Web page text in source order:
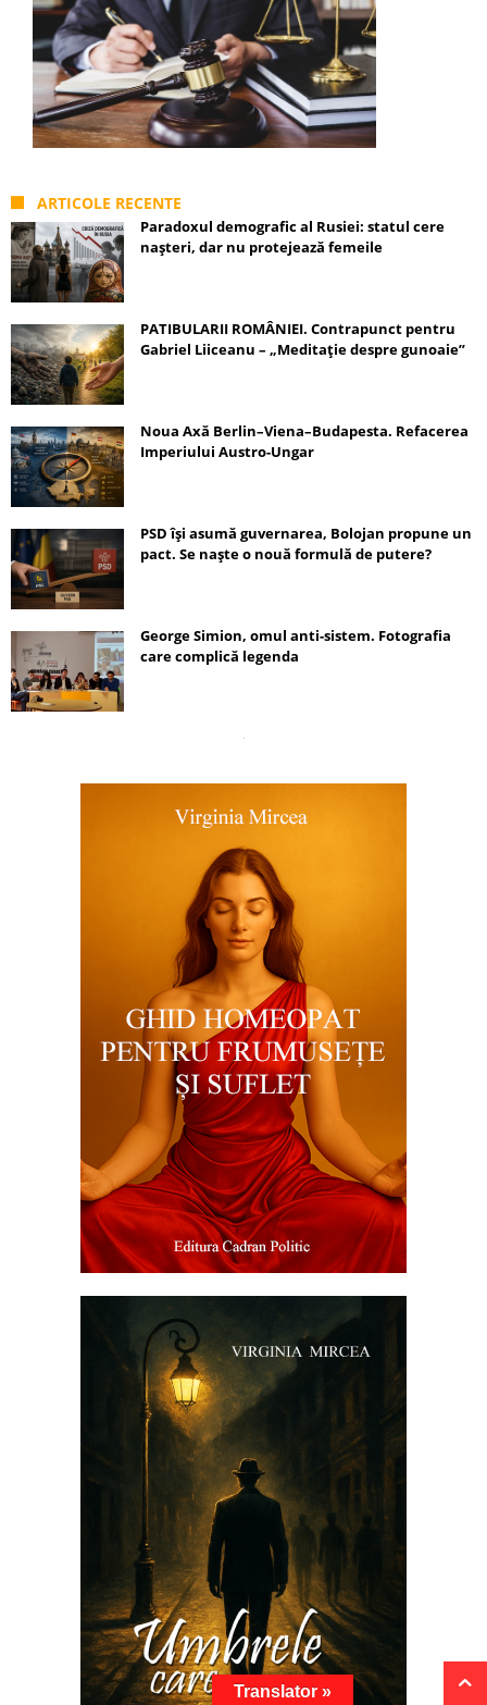
ARTICOLE RECENTE
Paradoxul demografic al Rusiei: statul cere
nașteri, dar nu protejează femeile
PATIBULARII ROMÂNIEI. Contrapunct pentru
Gabriel Liiceanu – „Meditație despre gunoaie”
Noua Axă Berlin–Viena–Budapesta. Refacerea
Imperiului Austro-Ungar
PSD își asumă guvernarea, Bolojan propune un
pact. Se naște o nouă formulă de putere?
George Simion, omul anti-sistem. Fotografia
care complică legenda
Translator »